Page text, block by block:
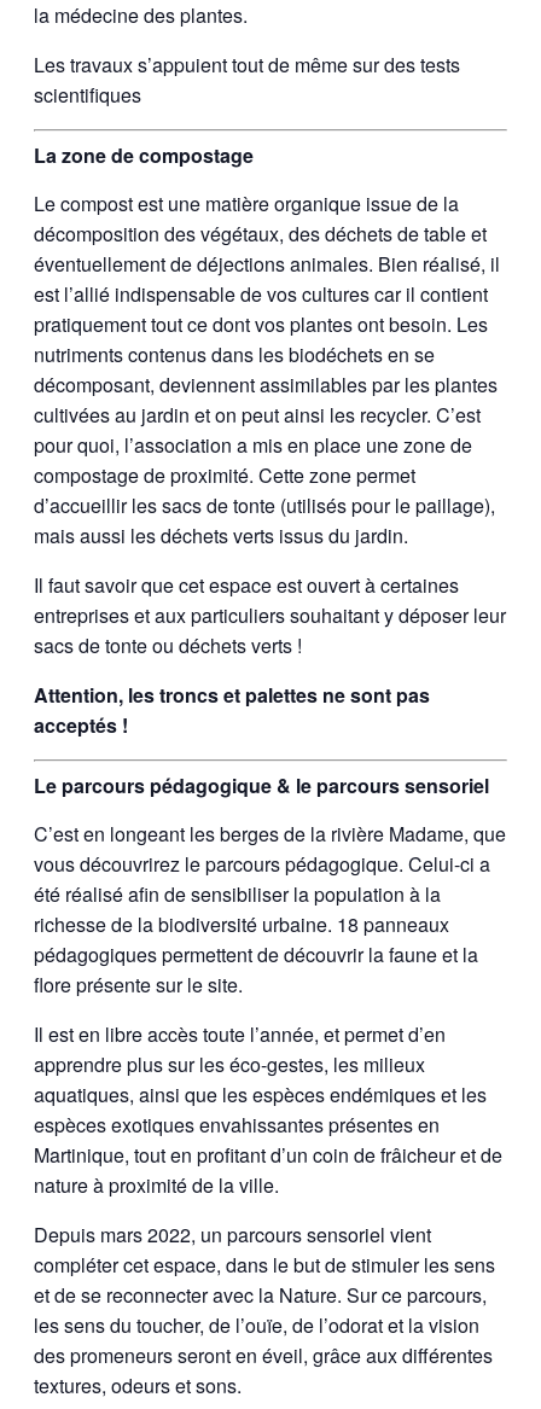
la médecine des plantes.
Les travaux s’appuient tout de même sur des tests
scientifiques
La zone de compostage
Le compost est une matière organique issue de la
décomposition des végétaux, des déchets de table et
éventuellement de déjections animales. Bien réalisé, il
est l’allié indispensable de vos cultures car il contient
pratiquement tout ce dont vos plantes ont besoin. Les
nutriments contenus dans les biodéchets en se
décomposant, deviennent assimilables par les plantes
cultivées au jardin et on peut ainsi les recycler. C’est
pour quoi, l’association a mis en place une zone de
compostage de proximité. Cette zone permet
d’accueillir les sacs de tonte (utilisés pour le paillage),
mais aussi les déchets verts issus du jardin.
Il faut savoir que cet espace est ouvert à certaines
entreprises et aux particuliers souhaitant y déposer leur
sacs de tonte ou déchets verts !
Attention, les troncs et palettes ne sont pas
acceptés !
Le parcours pédagogique & le parcours sensoriel
C’est en longeant les berges de la rivière Madame, que
vous découvrirez le parcours pédagogique. Celui-ci a
été réalisé afin de sensibiliser la population à la
richesse de la biodiversité urbaine. 18 panneaux
pédagogiques permettent de découvrir la faune et la
flore présente sur le site.
Il est en libre accès toute l’année, et permet d’en
apprendre plus sur les éco-gestes, les milieux
aquatiques, ainsi que les espèces endémiques et les
espèces exotiques envahissantes présentes en
Martinique, tout en profitant d’un coin de frâicheur et de
nature à proximité de la ville.
Depuis mars 2022, un parcours sensoriel vient
compléter cet espace, dans le but de stimuler les sens
et de se reconnecter avec la Nature. Sur ce parcours,
les sens du toucher, de l’ouïe, de l’odorat et la vision
des promeneurs seront en éveil, grâce aux différentes
textures, odeurs et sons.